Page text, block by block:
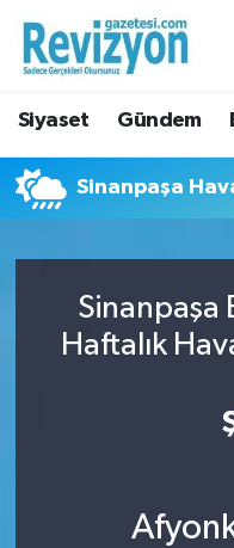
Siyaset Gündem
Sinanpaşa
Sinanpaşa
Haftalık
Süper Lig Puan
Haber Arşivi